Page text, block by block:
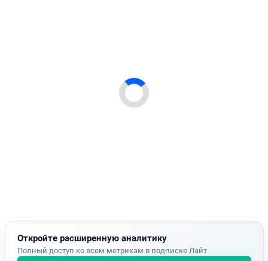
Откройте расширенную аналитику
Полный доступ ко всем метрикам в подписке Лайт